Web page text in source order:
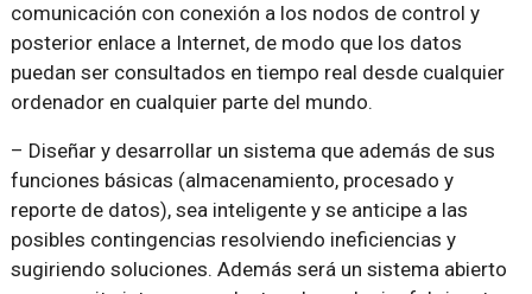
comunicación con conexión a los nodos de control y
posterior enlace a Internet, de modo que los datos
puedan ser consultados en tiempo real desde cualquier
ordenador en cualquier parte del mundo.
– Diseñar y desarrollar un sistema que además de sus
funciones básicas (almacenamiento, procesado y
reporte de datos), sea inteligente y se anticipe a las
posibles contingencias resolviendo ineficiencias y
sugiriendo soluciones. Además será un sistema abierto